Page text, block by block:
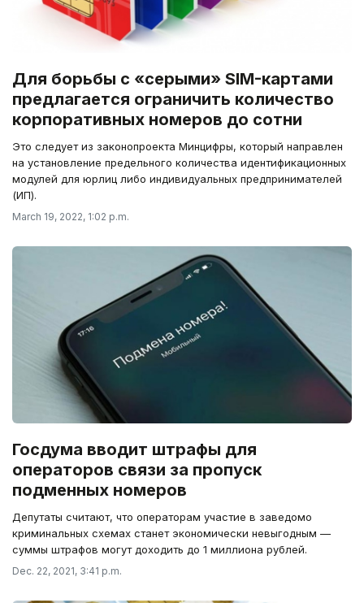
Для борьбы с «серыми» SIM-картами
предлагается ограничить количество
корпоративных номеров до сотни
Это следует из законопроекта Минцифры, который направлен
на установление предельного количества идентификационных
модулей для юрлиц либо индивидуальных предпринимателей
(ИП).
March 19, 2022, 1:02 p.m.
Госдума вводит штрафы для
операторов связи за пропуск
подменных номеров
Депутаты считают, что операторам участие в заведомо
криминальных схемах станет экономически невыгодным —
суммы штрафов могут доходить до 1 миллиона рублей.
Dec. 22, 2021, 3:41 p.m.